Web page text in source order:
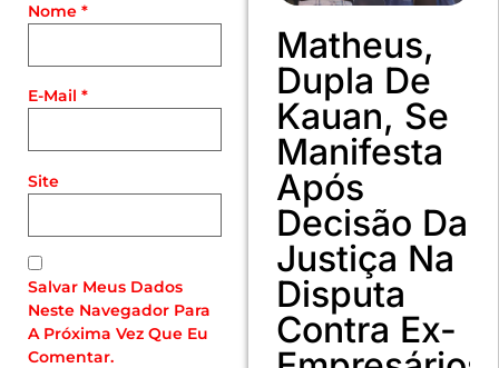
Nome *
E-Mail *
Site
Salvar Meus Dados
Neste Navegador Para
A Próxima Vez Que Eu
Comentar.
Matheus,
Dupla De
Kauan, Se
Manifesta
Após
Decisão Da
Justiça Na
Disputa
Contra Ex-